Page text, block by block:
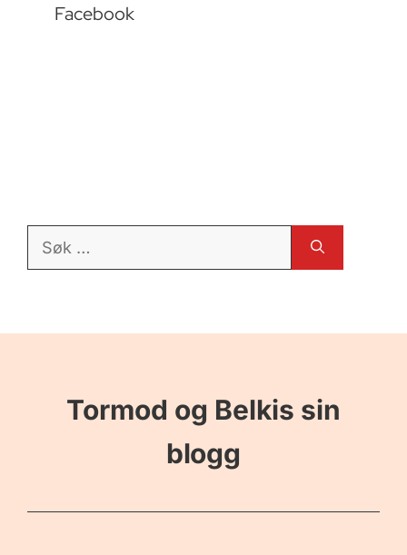
Facebook
Søk
Tormod og Belkis sin
blogg